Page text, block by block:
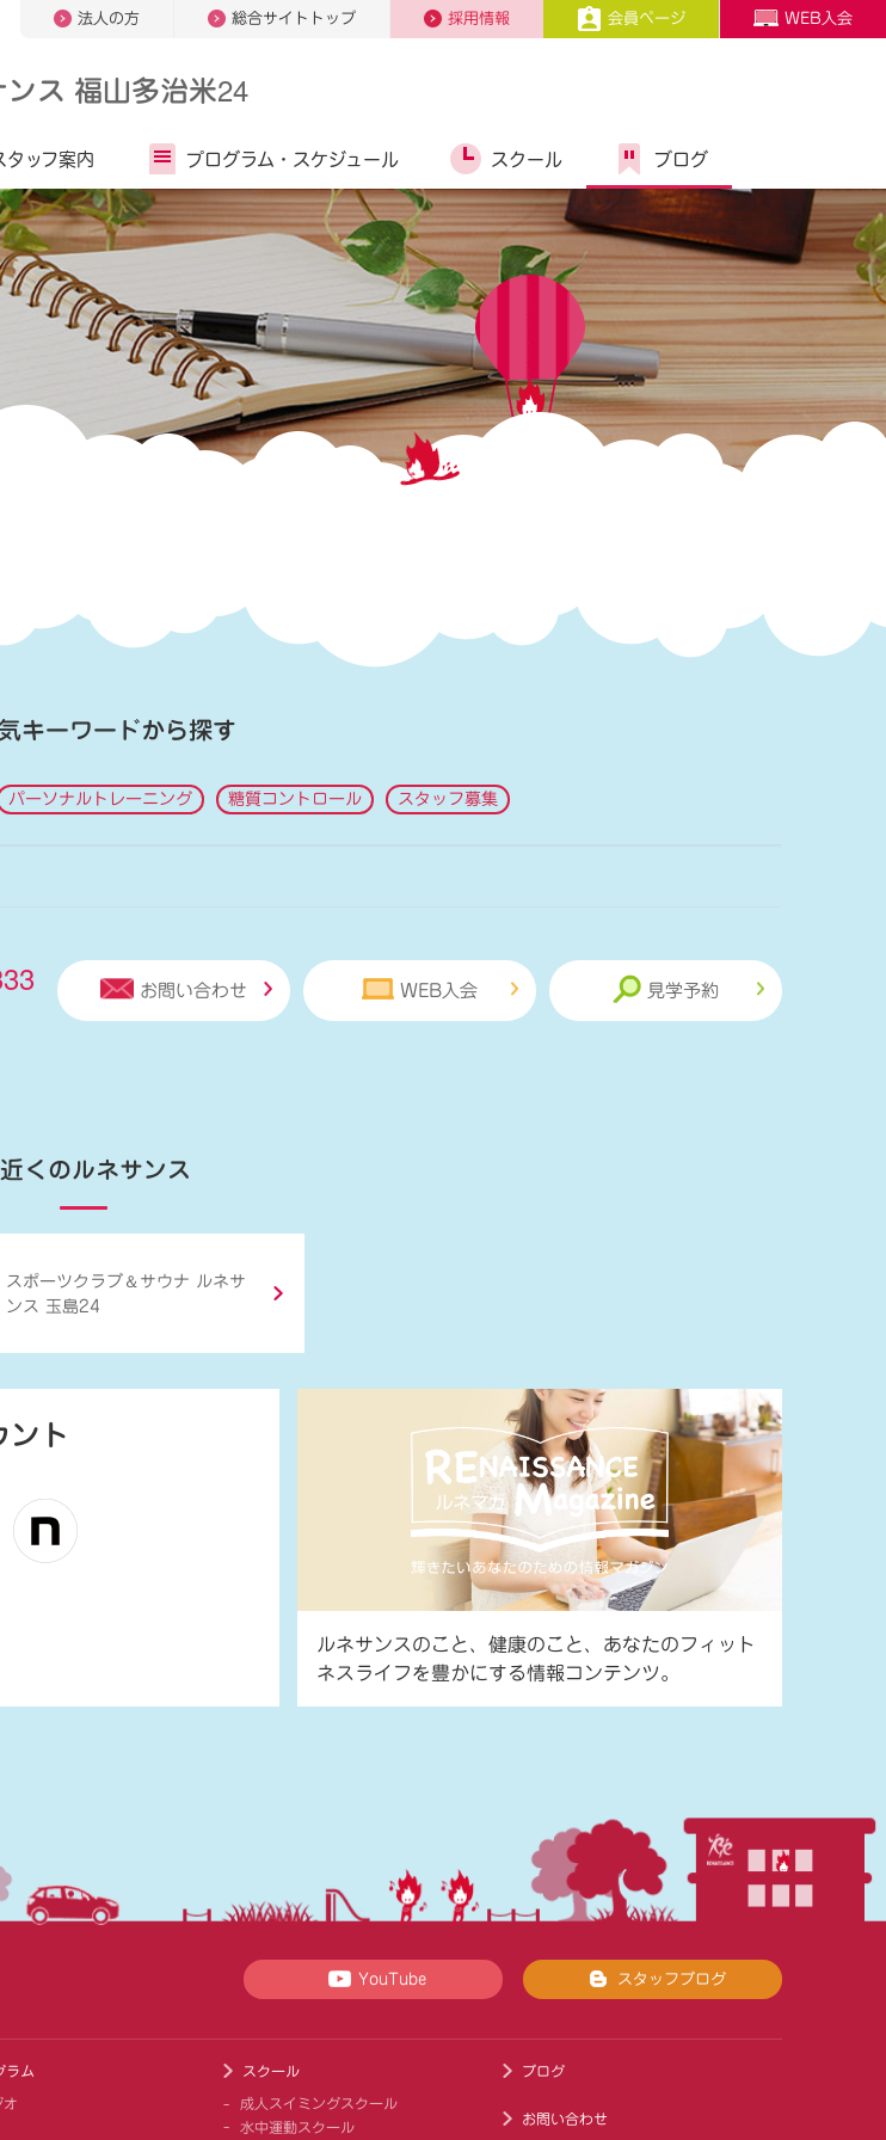
法人の方 総合サイトトップ 採用情報 会員ページ WEB入会
ス 福山多治米24
タッフ案内 プログラム・ スケジュール スクール ブログ
キーワードから探す
パーソナルトレーニング 糖質コントロール スタッフ募集
お問い合わせ WEB入会 見学予約
くのルネサンス
スポーツクラブ ＆ サウナ ルネサ
ンス 玉島24
ント
ルネサンスのこと、健康のこと、あなたのフィット
ネスライフを豊かにする情報コンテンツ。
YouTube スタッフブログ
ラム
オ
スクール
成人スイミングスクール
水中運動スクール
ブログ
お問い合わせ